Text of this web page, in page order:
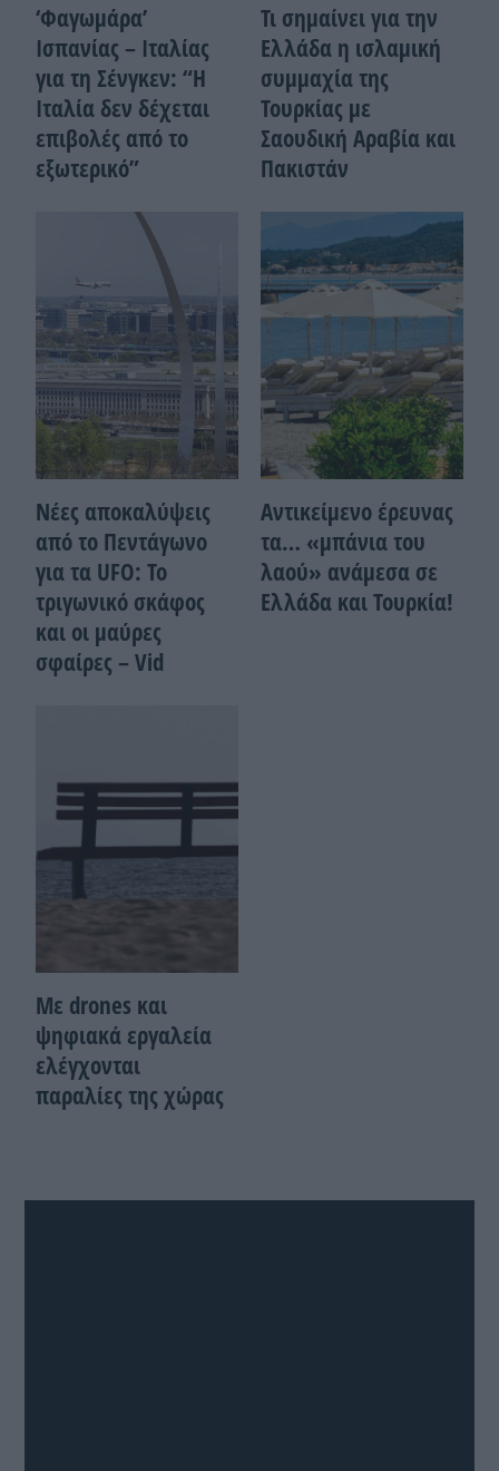
‘Φαγωμάρα’
Ισπανίας – Ιταλίας
για τη Σένγκεν: “Η
Ιταλία δεν δέχεται
επιβολές από το
εξωτερικό”
Τι σημαίνει για την
Ελλάδα η ισλαμική
συμμαχία της
Τουρκίας με
Σαουδική Αραβία και
Πακιστάν
Νέες αποκαλύψεις
από το Πεντάγωνο
για τα UFO: Το
τριγωνικό σκάφος
και οι μαύρες
σφαίρες – Vid
Αντικείμενο έρευνας
τα… «μπάνια του
λαού» ανάμεσα σε
Ελλάδα και Τουρκία!
Με drones και
ψηφιακά εργαλεία
ελέγχονται
παραλίες της χώρας